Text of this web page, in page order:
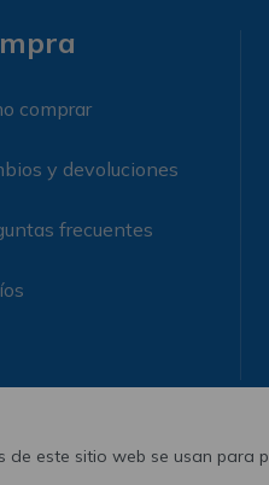
este sitio web se usan
comprar
y devoluciones
frecuentes